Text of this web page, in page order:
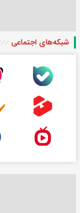
شبکه‌های اجتماعی